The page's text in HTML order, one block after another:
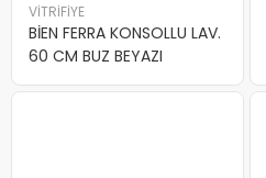
VİTRİFİYE
BİEN FERRA KONSOLLU LAV.
60 CM BUZ BEYAZI